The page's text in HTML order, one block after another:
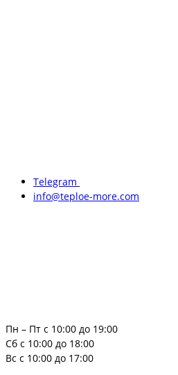
Telegram
info@teploe-more.com
Пн – Пт с 10:00 до 19:00
Сб с 10:00 до 18:00
Вс с 10:00 до 17:00